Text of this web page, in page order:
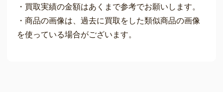
・買取実績の金額はあくまで参考でお願いします。
・商品の画像は、過去に買取をした類似商品の画像
を使っている場合がございます。